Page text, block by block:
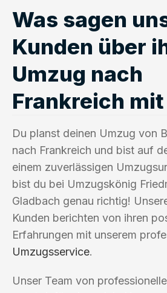
Was sagen
Kunden über
Umzug nach
Frankreich
Du planst deinen Umzug von
nach Frankreich und bist auf
einem zuverlässigen
bist du bei Umzugskönig
Gladbach genau richtig!
Kunden berichten von ihren
Erfahrungen mit unserem
Umzugsservice.
Unser Team von